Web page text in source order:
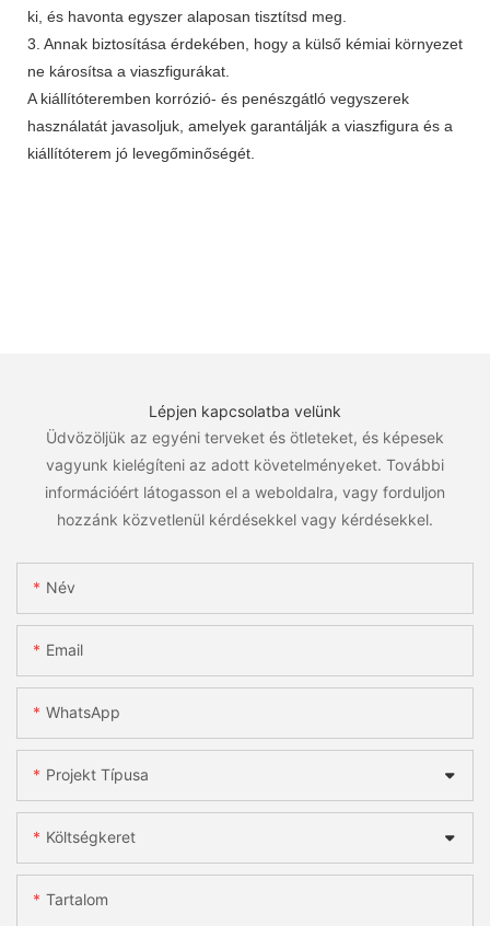
ki, és havonta egyszer alaposan tisztítsd meg.
3. Annak biztosítása érdekében, hogy a külső kémiai környezet
ne károsítsa a viaszfigurákat.
A kiállítóteremben korrózió- és penészgátló vegyszerek
használatát javasoljuk, amelyek garantálják a viaszfigura és a
kiállítóterem jó levegőminőségét.
Lépjen kapcsolatba velünk
Üdvözöljük az egyéni terveket és ötleteket, és képesek
vagyunk kielégíteni az adott követelményeket. További
információért látogasson el a weboldalra, vagy forduljon
hozzánk közvetlenül kérdésekkel vagy kérdésekkel.
Név
Email
WhatsApp
Projekt Típusa
Költségkeret
Tartalom